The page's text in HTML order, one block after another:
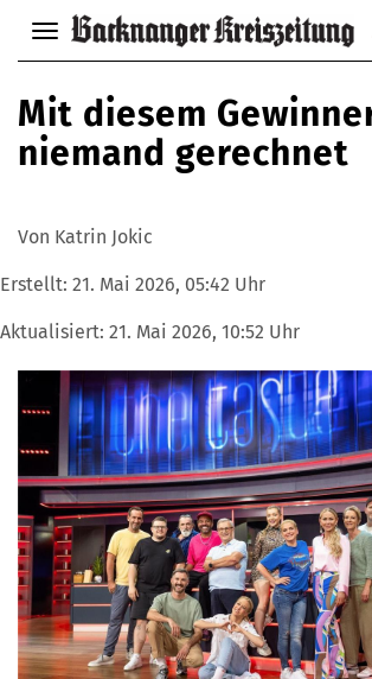
Navigation
anzeigen
bzw.
verbergen
Mit diesem
niemand gerechnet
Von Katrin Jokic
Erstellt: 21. Mai 2026, 05:42 Uhr
Aktualisiert: 21. Mai 2026, 10:52 Uhr